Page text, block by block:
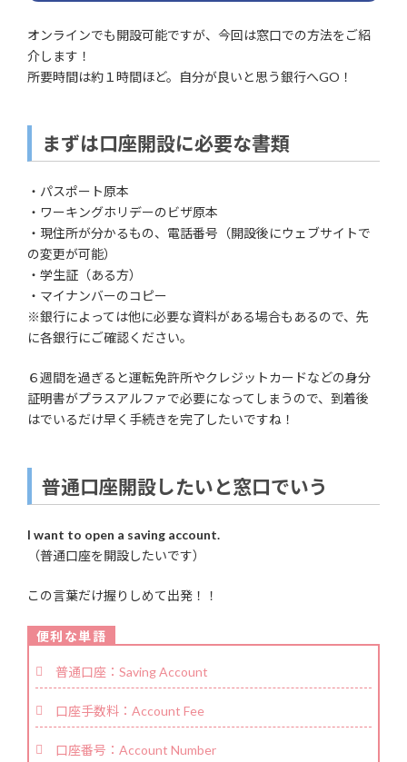
オンラインでも開設可能ですが、今回は窓口での方法をご紹
介します！
所要時間は約１時間ほど。自分が良いと思う銀行へGO！
まずは口座開設に必要な書類
・パスポート原本
・ワーキングホリデーのビザ原本
・現住所が分かるもの、電話番号（開設後にウェブサイトで
の変更が可能）
・学生証（ある方）
・マイナンバーのコピー
※銀行によっては他に必要な資料がある場合もあるので、先
に各銀行にご確認ください。
６週間を過ぎると運転免許所やクレジットカードなどの身分
証明書がプラスアルファで必要になってしまうので、到着後
はでいるだけ早く手続きを完了したいですね！
普通口座開設したいと窓口でいう
I want to open a saving account.
（普通口座を開設したいです）
この言葉だけ握りしめて出発！！
普通口座：Saving Account
口座手数料：Account Fee
口座番号：Account Number